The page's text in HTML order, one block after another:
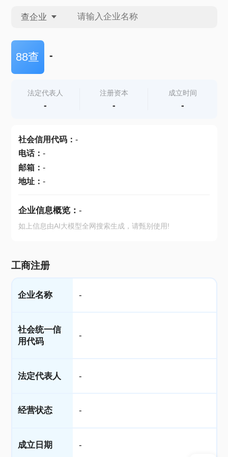
查企业
查企业
查产地
88查 -
法定代表人
-
注册资本
-
成立时间
-
社会信用代码： -
电话： -
邮箱： -
地址： -
企业信息概览： -
如上信息由AI大模型全网搜索生成，请甄别使用!
工商注册
企业名称 -
社会统一信
用代码
-
法定代表人 -
经营状态 -
成立日期 -